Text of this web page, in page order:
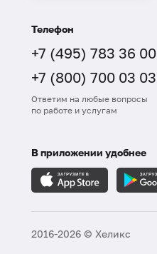
Телефон
+7 (495) 783 36 00
+7 (800) 700 03 03
Ответим на любые вопросы
по работе и услугам
В приложении удобнее
2016-2026 © Хеликс